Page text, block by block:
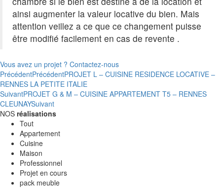
ainsi augmenter la valeur locative du bien. Mais
attention veillez a ce que ce changement puisse
être modifié facilement en cas de revente .
Vous avez un projet ? Contactez-nous
PrécédentPrécédentPROJET L – CUISINE RESIDENCE LOCATIVE –
RENNES LA PETITE ITALIE
SuivantPROJET G & M – CUISINE APPARTEMENT T5 – RENNES
CLEUNAYSuivant
NOS réalisations
Tout
Appartement
Cuisine
Maison
Professionnel
Projet en cours
pack meuble